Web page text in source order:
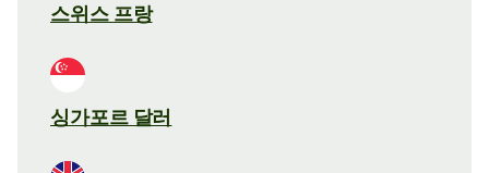
스위스 프랑
싱가포르 달러